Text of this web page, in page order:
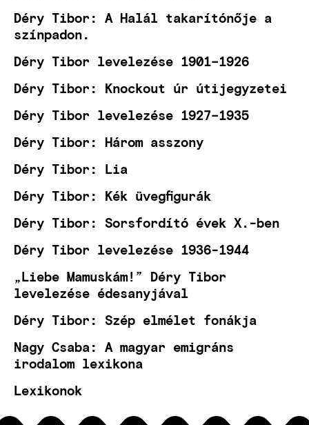
Déry Tibor: A Halál takarítónője a
színpadon.
Déry Tibor levelezése 1901–1926
Déry Tibor: Knockout úr útijegyzetei
Déry Tibor levelezése 1927–1935
Déry Tibor: Három asszony
Déry Tibor: Lia
Déry Tibor: Kék üvegfigurák
Déry Tibor: Sorsfordító évek X.-ben
Déry Tibor levelezése 1936-1944
„Liebe Mamuskám!” Déry Tibor
levelezése édesanyjával
Déry Tibor: Szép elmélet fonákja
Nagy Csaba: A magyar emigráns
irodalom lexikona
Lexikonok